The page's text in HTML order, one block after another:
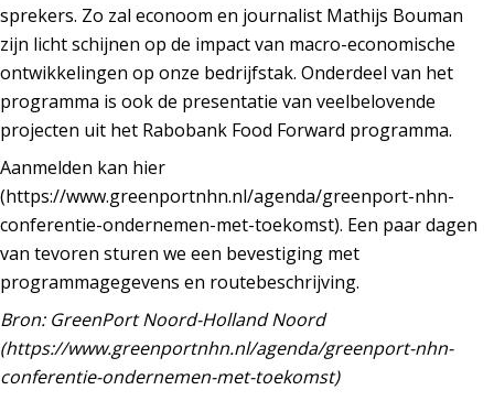
sprekers. Zo zal econoom en journalist Mathijs Bouman
zijn licht schijnen op de impact van macro-economische
ontwikkelingen op onze bedrijfstak. Onderdeel van het
programma is ook de presentatie van veelbelovende
projecten uit het Rabobank Food Forward programma.
Aanmelden kan hier
(https://www.greenportnhn.nl/agenda/greenport-nhn-
conferentie-ondernemen-met-toekomst). Een paar dagen
van tevoren sturen we een bevestiging met
programmagegevens en routebeschrijving.
Bron: GreenPort Noord-Holland Noord
(https://www.greenportnhn.nl/agenda/greenport-nhn-
conferentie-ondernemen-met-toekomst)